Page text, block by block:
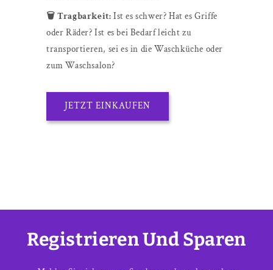
🗑️ Tragbarkeit: Ist es schwer? Hat es Griffe
oder Räder? Ist es bei Bedarf leicht zu
transportieren, sei es in die Waschküche oder
zum Waschsalon?
JETZT EINKAUFEN
Registrieren Und Sparen